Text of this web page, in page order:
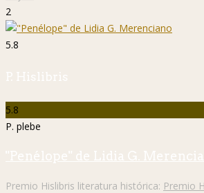
2
5.8
P. Hislibris
5.8
P. plebe
"Penélope" de Lidia G.
Premio Hislibris literatura histórica: Premio